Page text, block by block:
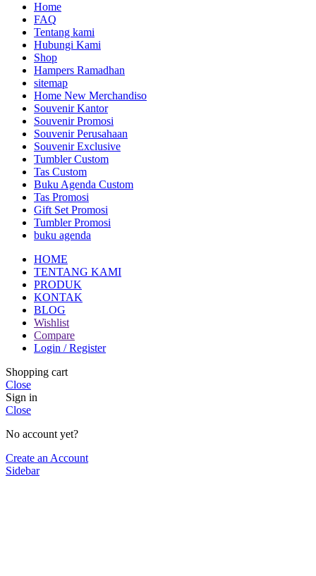
Home
FAQ
Tentang kami
Hubungi Kami
Shop
Hampers Ramadhan
sitemap
Home New Merchandiso
Souvenir Kantor
Souvenir Promosi
Souvenir Perusahaan
Souvenir Exclusive
Tumbler Custom
Tas Custom
Buku Agenda Custom
Tas Promosi
Gift Set Promosi
Tumbler Promosi
buku agenda
HOME
TENTANG KAMI
PRODUK
KONTAK
BLOG
Wishlist
Compare
Login / Register
Shopping cart
Close
Sign in
Close
No account yet?
Create an Account
Sidebar